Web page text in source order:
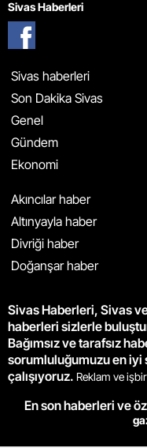
Sivas Haberleri
Sivas haberleri
Son Dakika Sivas
Genel
Gündem
Ekonomi
Akıncılar haber
Altınyayla haber
Divriği haber
Doğanşar haber
Sivas Haberleri, Sivas
haberleri sizlerle
Bağımsız ve tarafsız
sorumluluğumuzu en
çalışıyoruz. Reklam ve
En son haberleri ve